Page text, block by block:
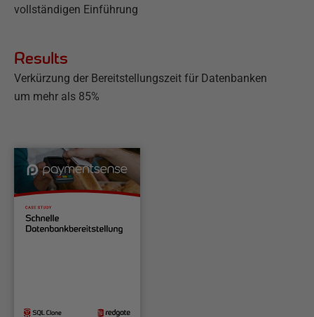
vollständigen Einführung
Results
Verkürzung der Bereitstellungszeit für Datenbanken
um mehr als 85%